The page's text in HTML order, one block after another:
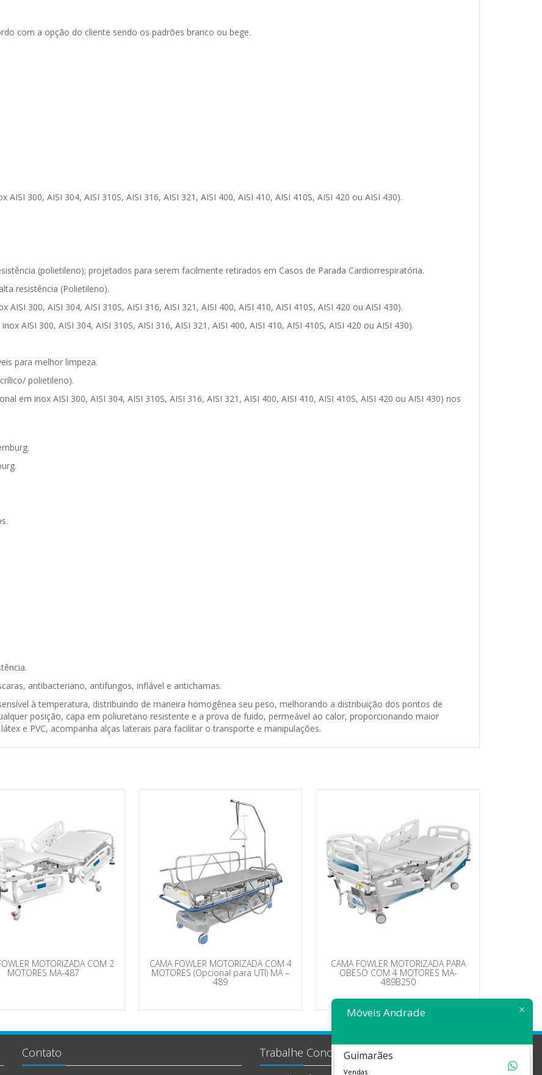
com a opção do cliente sendo os padrões branco ou bege.
300, AISI 304, AISI 310S, AISI 316, AISI 321, AISI 400, AISI 410, AISI 410S, AISI 420 ou AISI 430).
(polietileno); projetados para serem facilmente retirados em Casos de Parada Cardiorrespiratória.
resistência (Polietileno).
300, AISI 304, AISI 310S, AISI 316, AISI 321, AISI 400, AISI 410, AISI 410S, AISI 420 ou AISI 430).
AISI 300, AISI 304, AISI 310S, AISI 316, AISI 321, AISI 400, AISI 410, AISI 410S, AISI 420 ou AISI 430).
para melhor limpeza.
polietileno).
em inox AISI 300, AISI 304, AISI 310S, AISI 316, AISI 321, AISI 400, AISI 410, AISI 410S, AISI 420 ou AISI 430) nos
antibacteriano, antifungos, inflável e antichamas.
à temperatura, distribuindo de maneira homogênea seu peso, melhorando a distribuição dos pontos de
posição, capa em poliuretano resistente e a prova de fuido, permeável ao calor, proporcionando maior
e PVC, acompanha alças laterais para facilitar o transporte e manipulações.
MOTORIZADA COM 2
MOTORES MA-487
CAMA FOWLER MOTORIZADA COM 4
MOTORES (Opcional para UTI) MA –
489
CAMA FOWLER MOTORIZADA PARA
OBESO COM 4 MOTORES MA-
489B250
Contato Trabalhe Conosco
Móveis Andrade
Guimarães
Vendas